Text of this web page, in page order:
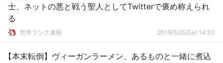
士、ネットの悪と戦う聖人としてTwitterで褒め称えられ
る
世界ランク速報 2019/5/25(Sa) 14:30
【本末転倒】ヴィーガンラーメン、あるものと一緒に煮込